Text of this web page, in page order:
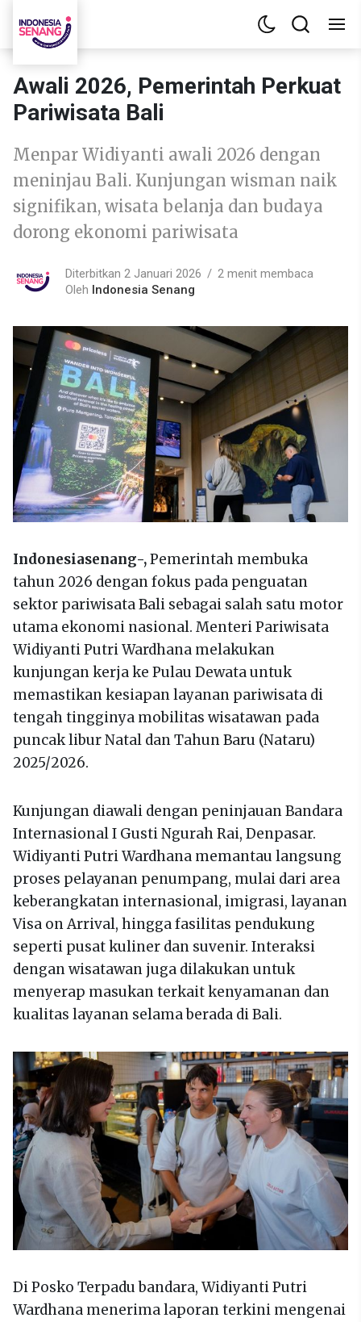
Awali 2026, Pemerintah Perkuat
Pariwisata Bali
Menpar Widiyanti awali 2026 dengan
meninjau Bali. Kunjungan wisman naik
signifikan, wisata belanja dan budaya
dorong ekonomi pariwisata
Diterbitkan 2 Januari 2026
2 menit membaca
Oleh Indonesia Senang
Indonesiasenang-,Pemerintah membuka
tahun 2026 dengan fokus pada penguatan
sektor pariwisata Bali sebagai salah satu motor
utama ekonomi nasional. Menteri Pariwisata
Widiyanti Putri Wardhana melakukan
kunjungan kerja ke Pulau Dewata untuk
memastikan kesiapan layanan pariwisata di
tengah tingginya mobilitas wisatawan pada
puncak libur Natal dan Tahun Baru (Nataru)
2025/2026.
Kunjungan diawali dengan peninjauan Bandara
Internasional I Gusti Ngurah Rai, Denpasar.
Widiyanti Putri Wardhana memantau langsung
proses pelayanan penumpang, mulai dari area
keberangkatan internasional, imigrasi, layanan
Visa on Arrival, hingga fasilitas pendukung
seperti pusat kuliner dan suvenir. Interaksi
dengan wisatawan juga dilakukan untuk
menyerap masukan terkait kenyamanan dan
kualitas layanan selama berada di Bali.
Di Posko Terpadu bandara, Widiyanti Putri
Wardhana menerima laporan terkini mengenai